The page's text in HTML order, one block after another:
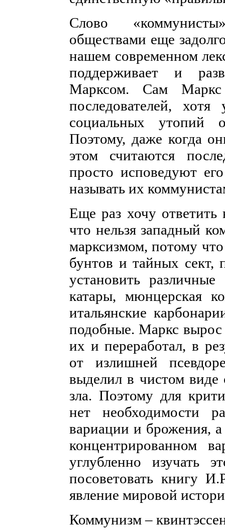
Слово
обществами еще
нашем современном
поддерживает и
Марксом. Сам
последователей,
социальных утопий
Поэтому, даже когда
этом считаются
просто исповедуют
называть их
Еще раз хочу ответить
что нельзя западный
марксизмом, потому
бунтов и тайных сект,
установить
катары, мюнцерская
итальянские
подобные. Маркс вырос
их и переработал, в
от излишней
выделил в чистом виде
зла. Поэтому для
нет необходимости
вариации и брожения, а
концентрированном
углубленно изучать
посоветовать книгу
явление мировой
Коммунизм –